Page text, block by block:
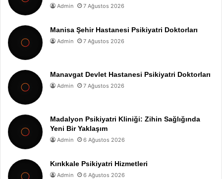
Admin 7 Ağustos 2026
Manisa Şehir Hastanesi Psikiyatri Doktorları
Admin 7 Ağustos 2026
Manavgat Devlet Hastanesi Psikiyatri Doktorları
Admin 7 Ağustos 2026
Madalyon Psikiyatri Kliniği: Zihin Sağlığında
Yeni Bir Yaklaşım
Admin 6 Ağustos 2026
Kırıkkale Psikiyatri Hizmetleri
Admin 6 Ağustos 2026